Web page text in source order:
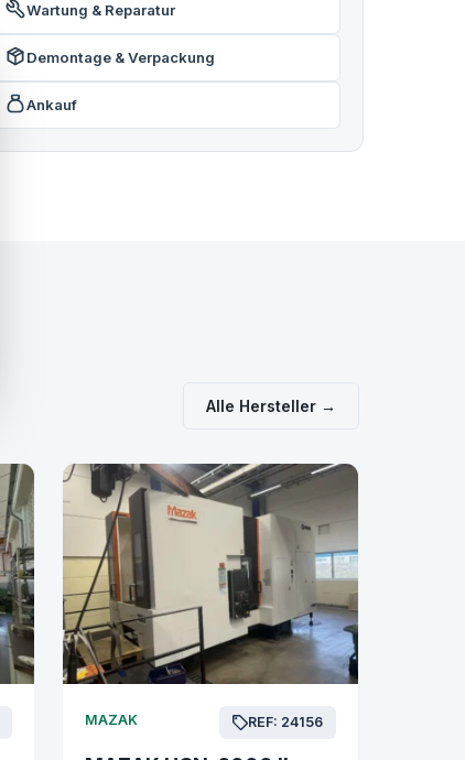
Wartung & Reparatur
Demontage & Verpackung
Ankauf
Alle Hersteller →
MAZAK REF: 24156